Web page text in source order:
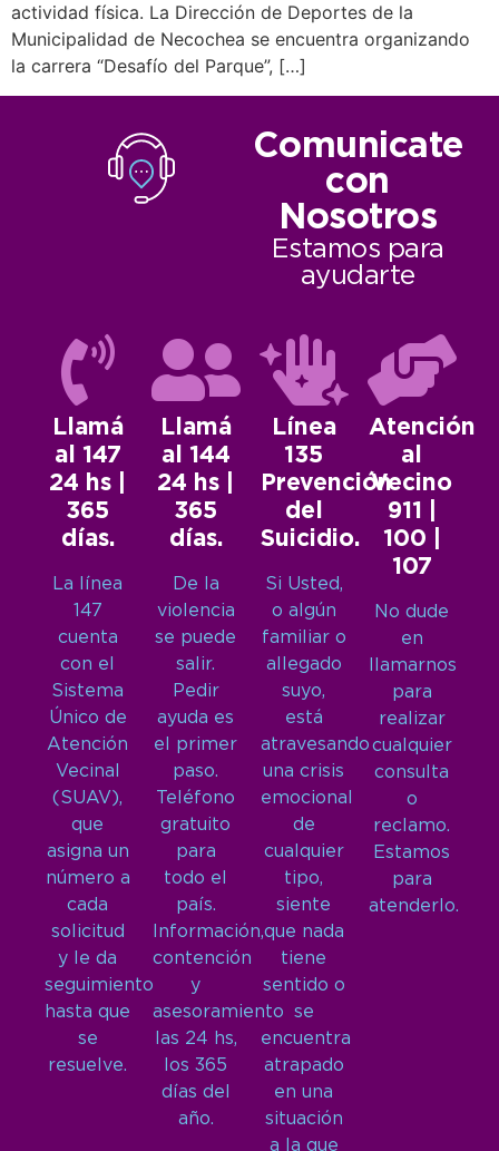
actividad física. La Dirección de Deportes de la
Municipalidad de Necochea se encuentra organizando
la carrera “Desafío del Parque”, […]
Comunicate
con
Nosotros
Estamos para
ayudarte
Llamá
al 147
24 hs |
365
días.
La línea
147
cuenta
con el
Sistema
Único de
Atención
Vecinal
(SUAV),
que
asigna un
número a
cada
solicitud
y le da
seguimiento
hasta que
se
resuelve.
Llamá
al 144
24 hs |
365
días.
De la
violencia
se puede
salir.
Pedir
ayuda es
el primer
paso.
Teléfono
gratuito
para
todo el
país.
Información,
contención
y
asesoramiento
las 24 hs,
los 365
días del
año.
Línea
135
Prevención
del
Suicidio.
Si Usted,
o algún
familiar o
allegado
suyo,
está
atravesando
una crisis
emocional
de
cualquier
tipo,
siente
que nada
tiene
sentido o
se
encuentra
atrapado
en una
situación
a la que
Atención
al
Vecino
911 |
100 |
107
No dude
en
llamarnos
para
realizar
cualquier
consulta
o
reclamo.
Estamos
para
atenderlo.